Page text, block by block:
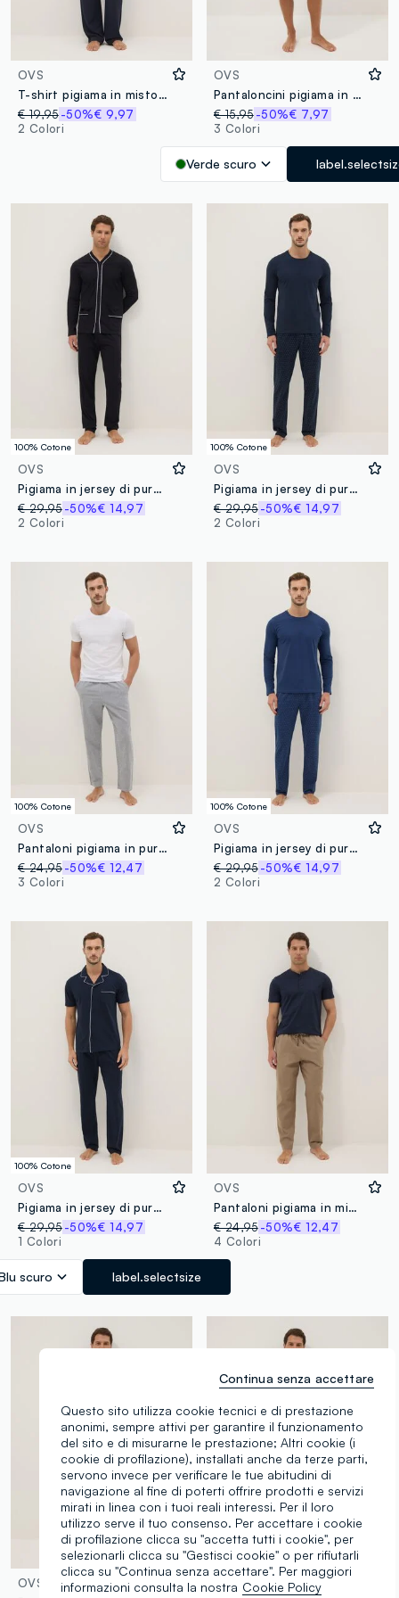
OVS
T-shirt pigiama in misto viscosa blu regular fit
€ 19,95-50%€ 9,97
2 Colori
OVS
Pantaloncini pigiama in misto cotone verdi regular fit
€ 15,95 -50%€ 7,97
3 Colori
Verde scuro
100% Cotone
OVS
Pigiama in jersey di puro cotone organico con dettagli in contrasto nero regular fit
€ 29,95-50%€ 14,97
2 Colori
100% Cotone
OVS
Pigiama in jersey di puro cotone blu regular fit
€ 29,95 -50%€ 14,97
2 Colori
100% Cotone
OVS
Pantaloni pigiama in puro cotone a righe multicolor regular fit
€ 24,95-50%€ 12,47
3 Colori
100% Cotone
OVS
Pigiama in jersey di puro cotone blu regular fit
€ 29,95 -50%€ 14,97
2 Colori
100% Cotone
OVS
Pigiama in jersey di puro cotone blu regular fit
€ 29,95-50%€ 14,97
1 Colori
scuro label.selectsize
OVS
Pantaloni pigiama in misto cotone e lino beige relaxed fit
€ 24,95 -50%€ 12,47
4 Colori
OVS
OVS
Questo sito utilizza cookie tecnici e di prestazione
anonimi, sempre attivi per garantire il funzionamento
del sito e di misurarne le prestazione; Altri cookie (i
cookie di profilazione), installati anche da terze parti,
servono invece per verificare le tue abitudini di
navigazione al fine di poterti offrire prodotti e servizi
mirati in linea con i tuoi reali interessi. Per il loro
utilizzo serve il tuo consenso. Per accettare i cookie
di profilazione clicca su "accetta tutti i cookie", per
selezionarli clicca su "Gestisci cookie" o per rifiutarli
clicca su "Continua senza accettare". Per maggiori
informazioni consulta la nostra Cookie Policy
Continua senza accettare